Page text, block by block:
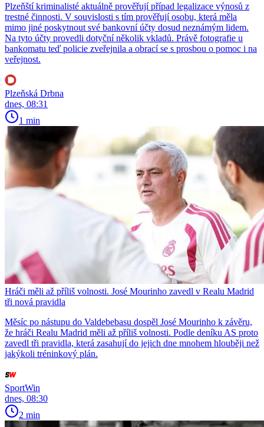
Plzeňští kriminalisté aktuálně prověřují případ legalizace výnosů z
trestné činnosti. V souvislosti s tím prověřují osobu, která měla
mimo jiné poskytnout své bankovní účty dosud neznámým lidem.
Na tyto účty provedli dotyční několik vkladů. Právě fotografie u
bankomatu teď policie zveřejnila a obrací se s prosbou o pomoc i na
veřejnost.
Plzeňská Drbna
dnes, 08:31
1 min
Hráči měli až příliš volnosti. José Mourinho zavedl v Realu Madrid
tři nová pravidla
Měsíc po nástupu do Valdebebasu dospěl José Mourinho k závěru,
že hráči Realu Madrid měli až příliš volnosti. Podle deníku AS proto
zavedl tři pravidla, která zasahují do jejich dne mnohem hlouběji než
jakýkoli tréninkový plán.
SportWin
dnes, 08:30
2 min